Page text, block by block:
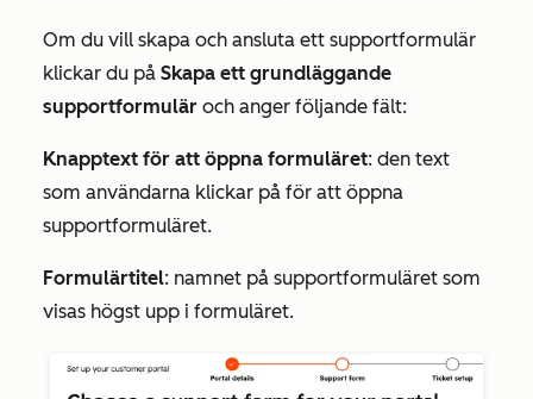
Om du vill skapa och ansluta ett supportformulär
klickar du på Skapa ett grundläggande
supportformulär och anger följande fält:
Knapptext för att öppna formuläret: den text
som användarna klickar på för att öppna
supportformuläret.
Formulärtitel: namnet på supportformuläret som
visas högst upp i formuläret.